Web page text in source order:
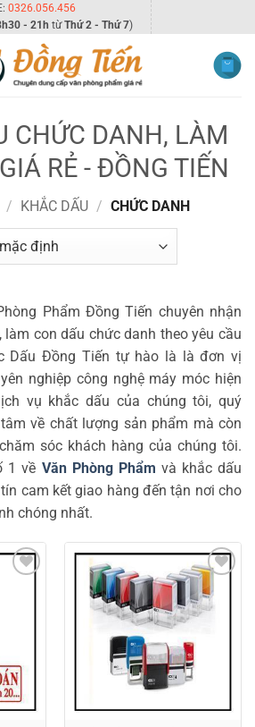
0326.056.456
- 21h từThứ 2 - Thứ 7)
CHỨC DANH, LÀM
RẺ - ĐỒNG TIẾN
/ KHẮC DẤU / CHỨC DANH
Phẩm Đồng Tiến chuyên nhận
làm con dấu chức danh theo yêu cầu
Dấu Đồng Tiến tự hào là là đơn vị
nghiệp công nghệ máy móc hiện
vụ khắc dấu của chúng tôi, quý
về chất lượng sản phẩm mà còn
sóc khách hàng của chúng tôi.
1 về Văn Phòng Phẩm và khắc dấu
cam kết giao hàng đến tận nơi cho
chóng nhất.
Add to
wishlist